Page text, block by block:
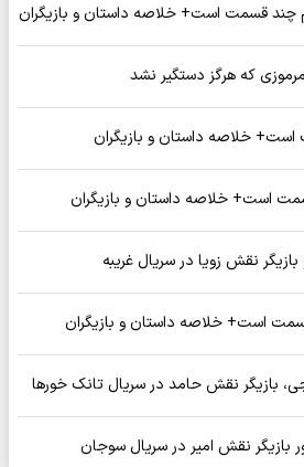
قسمت است+ خلاصه داستان و بازیگران
که هرگز دستگیر نشد
خلاصه داستان و بازیگران
است+ خلاصه داستان و بازیگران
نقش زویا در سریال غریبه
است+ خلاصه داستان و بازیگران
بازیگر نقش حامد در سریال تانک خورها
بازیگر نقش امیر در سریال سوجان